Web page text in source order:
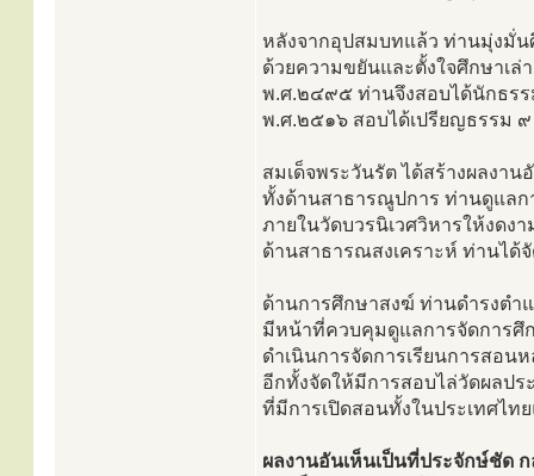
หลังจากอุปสมบทแล้ว ท่านมุ่งมั่
ด้วยความขยันและตั้งใจศึกษาเล่า
พ.ศ.๒๔๙๕ ท่านจึงสอบได้นักธรร
พ.ศ.๒๕๑๖ สอบได้เปรียญธรรม ๙
สมเด็จพระวันรัต ได้สร้างผลงา
ทั้งด้านสาธารณูปการ ท่านดูแล
ภายในวัดบวรนิเวศวิหารให้งดง
ด้านสาธารณสงเคราะห์ ท่านได้
ด้านการศึกษาสงฆ์ ท่านดำรงตำ
มีหน้าที่ควบคุมดูแลการจัดการศึ
ดำเนินการจัดการเรียนการสอ
อีกทั้งจัดให้มีการสอบไล่วัดผลป
ที่มีการเปิดสอนทั้งในประเทศไท
ผลงานอันเห็นเป็นที่ประจักษ์ชัด